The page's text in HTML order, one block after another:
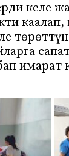
келе
имарат